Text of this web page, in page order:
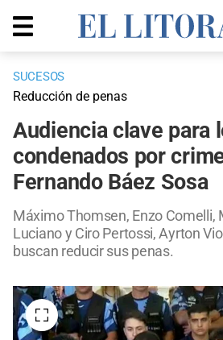
SUCESOS
Reducción de penas
Audiencia clave para
condenados por
Fernando Báez Sosa
Máximo Thomsen, Enzo Comelli,
Luciano y Ciro Pertossi, Ayrton
buscan reducir sus penas.